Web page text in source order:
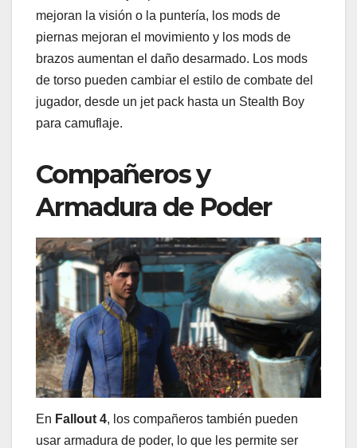
mejoran la visión o la puntería, los mods de
piernas mejoran el movimiento y los mods de
brazos aumentan el daño desarmado. Los mods
de torso pueden cambiar el estilo de combate del
jugador, desde un jet pack hasta un Stealth Boy
para camuflaje.
Compañeros y
Armadura de Poder
En Fallout 4, los compañeros también pueden
usar armadura de poder, lo que les permite ser